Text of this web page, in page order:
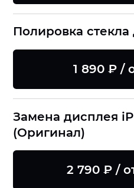
Полировка стекла
1 890 ₽ /
Замена дисплея
(Оригинал)
2 790 ₽ /